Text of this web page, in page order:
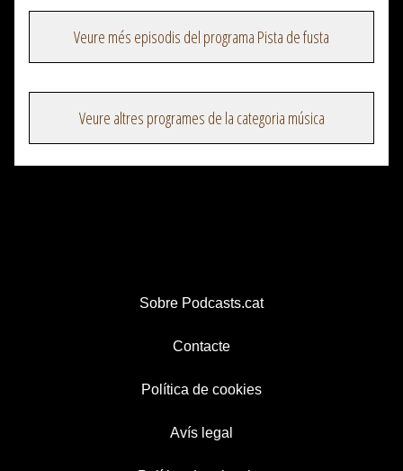
Veure més episodis del programa Pista de fusta
Veure altres programes de la categoria música
Sobre Podcasts.cat
Contacte
Política de cookies
Avís legal